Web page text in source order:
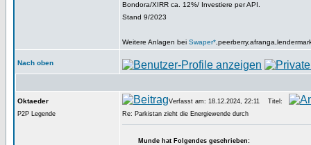
Bondora/XIRR ca. 12%/ Investiere per API.
Stand 9/2023
Weitere Anlagen bei Swaper*
Nach oben
Oktaeder
P2P Legende
Verfasst am: 18.12.2024, 22:11
Titel:
Re: Parkistan zieht die Energiewende durch
Munde hat Folgendes geschrieben: